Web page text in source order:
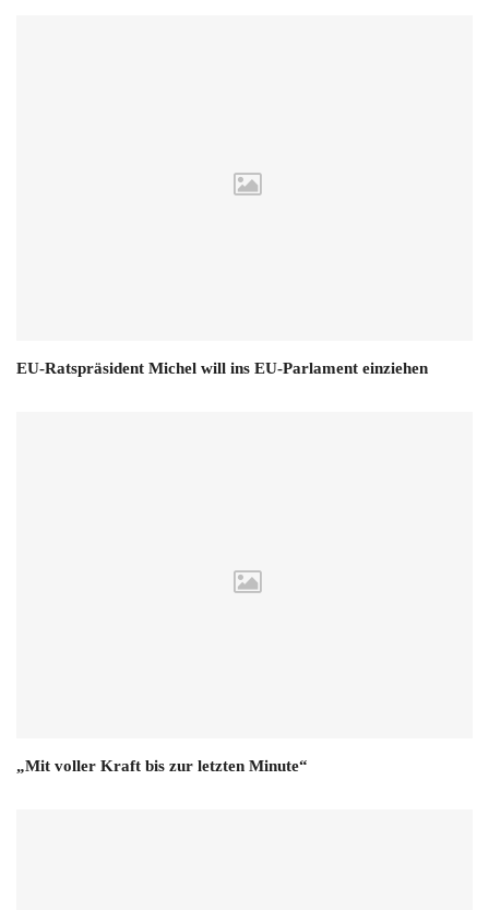
EU-Ratspräsident Michel will ins EU-Parlament einziehen
„Mit voller Kraft bis zur letzten Minute“